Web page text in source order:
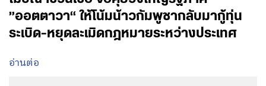
”ออตตาวา“ ให้โน้มน้าวกัมพูชากลับมากู้ทุ่น
ระเบิด-หยุดละเมิดกฎหมายระหว่างประเทศ
อ่านต่อ